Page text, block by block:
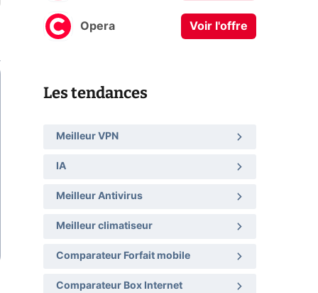
Opera Voir l'offre
Les tendances
Meilleur VPN
IA
Meilleur Antivirus
Meilleur climatiseur
Comparateur Forfait mobile
Comparateur Box Internet